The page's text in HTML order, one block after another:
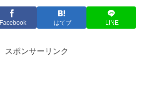
Facebook はてブ LINE
スポンサーリンク